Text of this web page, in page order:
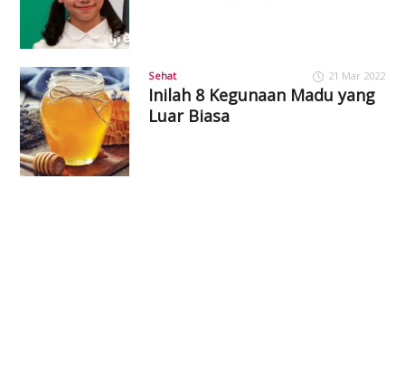
Sehat 21 Mar 2022
Inilah 8 Kegunaan Madu yang
Luar Biasa